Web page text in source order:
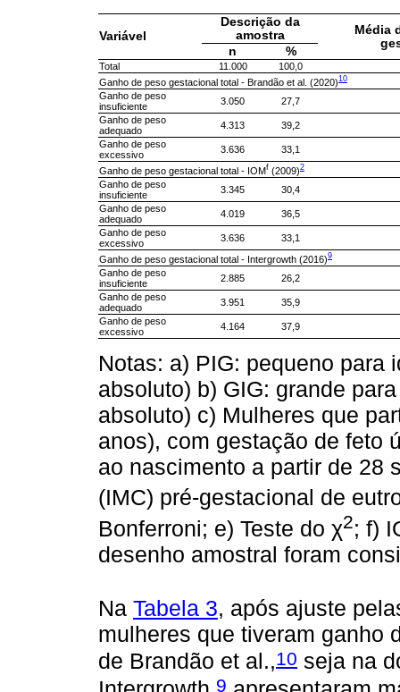
Variável
Descrição da
amostra
Média
n %
Total 11.000
100,0
Ganho de peso gestacional total - Brandão et al. (2020)10
Ganho de peso
insuficiente
3.050
27,7
Ganho de peso
adequado
4.313
39,2
Ganho de peso
excessivo
3.636
33,1
Ganho de peso gestacional total - IOMf (2009)2
Ganho de peso
insuficiente
3.345
30,4
Ganho de peso
adequado
4.019
36,5
Ganho de peso
excessivo
3.636
33,1
Ganho de peso gestacional total - Intergrowth (2016)9
Ganho de peso
insuficiente
2.885
26,2
Ganho de peso
adequado
3.951
35,9
Ganho de peso
excessivo
4.164 37,9
Notas: a) PIG: pequeno para
absoluto) b) GIG: grande
absoluto) c) Mulheres que
anos), com gestação de feto
ao nascimento a partir de 28
(IMC) pré-gestacional de
Bonferroni; e) Teste do χ2; f)
desenho amostral foram
Na Tabela 3, após ajuste
mulheres que tiveram ganho
de Brandão et al.,10 seja na
9